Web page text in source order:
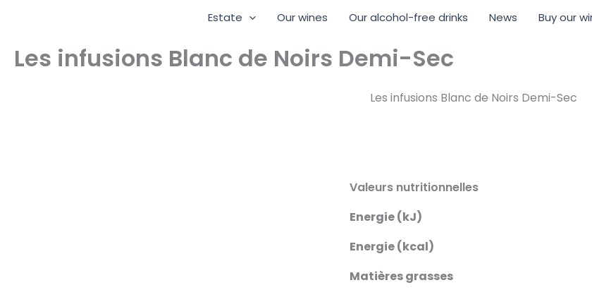
Estate Our wines Our alcohol-free drinks News Buy our
Les infusions Blanc de Noirs Demi-Sec
Les infusions Blanc de Noirs Demi-Sec
Valeurs nutritionnelles
Energie (kJ)
Energie (kcal)
Matières grasses